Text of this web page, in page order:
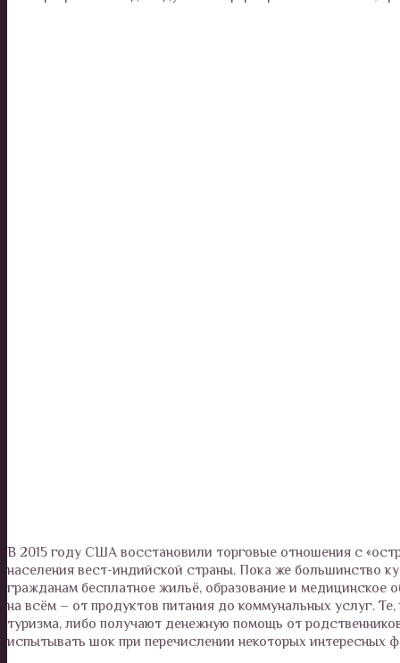
В 2015 году США восстановили торговые отношения с
населения вест-индийской страны. Пока же большинство
гражданам бесплатное жильё, образование и медицинское
на всём – от продуктов питания до коммунальных услуг.
туризма, либо получают денежную помощь от
испытывать шок при перечислении некоторых интересных